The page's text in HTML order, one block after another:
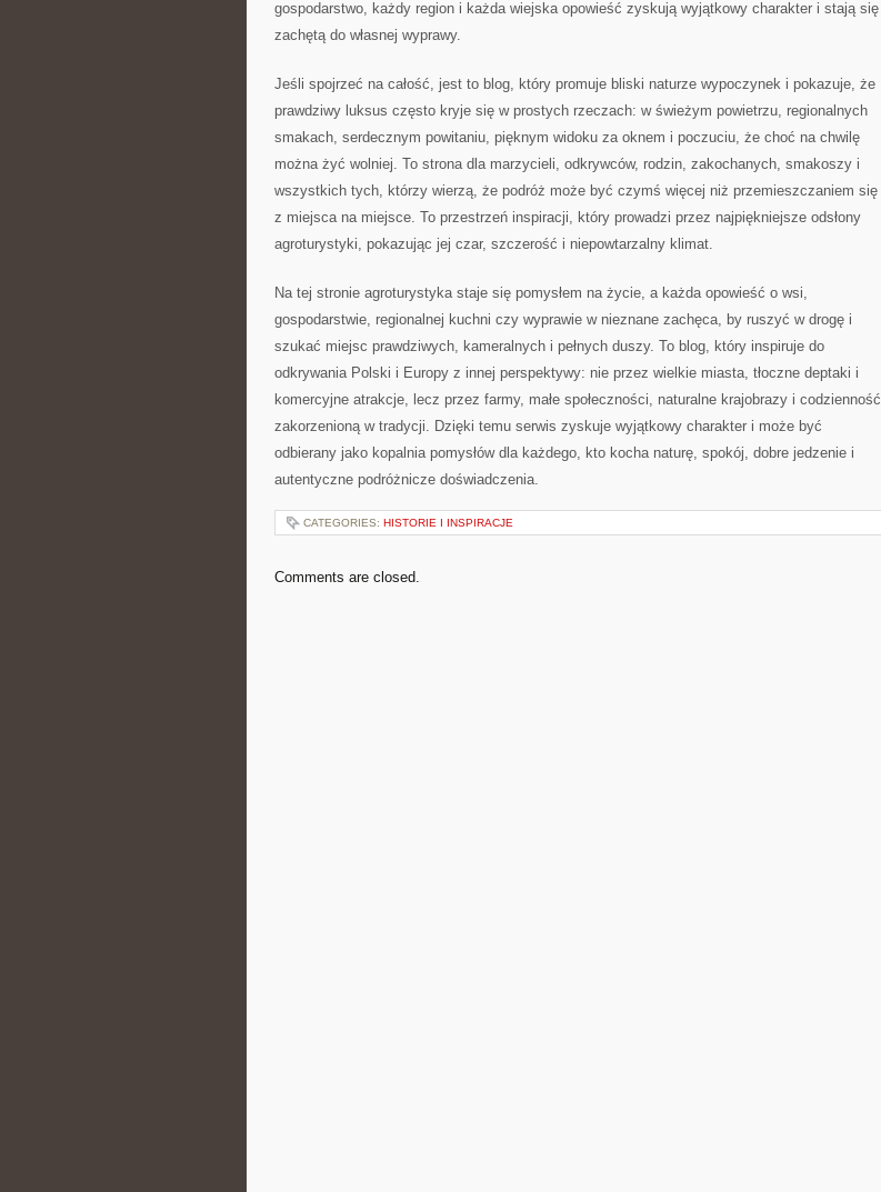
gospodarstwo, każdy region i każda wiejska opowieść zyskują wyjątkowy charakter i stają się
zachętą do własnej wyprawy.
Jeśli spojrzeć na całość, jest to blog, który promuje bliski naturze wypoczynek i pokazuje, że
prawdziwy luksus często kryje się w prostych rzeczach: w świeżym powietrzu, regionalnych
smakach, serdecznym powitaniu, pięknym widoku za oknem i poczuciu, że choć na chwilę
można żyć wolniej. To strona dla marzycieli, odkrywców, rodzin, zakochanych, smakoszy i
wszystkich tych, którzy wierzą, że podróż może być czymś więcej niż przemieszczaniem się
z miejsca na miejsce. To przestrzeń inspiracji, który prowadzi przez najpiękniejsze odsłony
agroturystyki, pokazując jej czar, szczerość i niepowtarzalny klimat.
Na tej stronie agroturystyka staje się pomysłem na życie, a każda opowieść o wsi,
gospodarstwie, regionalnej kuchni czy wyprawie w nieznane zachęca, by ruszyć w drogę i
szukać miejsc prawdziwych, kameralnych i pełnych duszy. To blog, który inspiruje do
odkrywania Polski i Europy z innej perspektywy: nie przez wielkie miasta, tłoczne deptaki i
komercyjne atrakcje, lecz przez farmy, małe społeczności, naturalne krajobrazy i codzienność
zakorzenioną w tradycji. Dzięki temu serwis zyskuje wyjątkowy charakter i może być
odbierany jako kopalnia pomysłów dla każdego, kto kocha naturę, spokój, dobre jedzenie i
autentyczne podróżnicze doświadczenia.
CATEGORIES: HISTORIE I INSPIRACJE
Comments are closed.